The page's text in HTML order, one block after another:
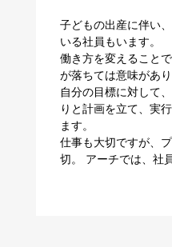
子どもの出産に伴い
いる社員もいます。
働き方を変えること
が落ちては意味があり
自分の目標に対して
りと計画を立て、実
ます。
仕事も大切ですが、
切。 アーチでは、社